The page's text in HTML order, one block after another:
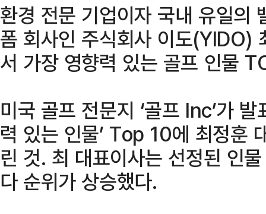
환경 전문 기업이자 국내 유일
폼 회사인 주식회사 이도(YIDO)
서 가장 영향력 있는 골프 인물
미국 골프 전문지 ‘골프 Inc’가
력 있는 인물’ Top 10에 최정훈
린 것. 최 대표이사는 선정된 인
다 순위가 상승했다.